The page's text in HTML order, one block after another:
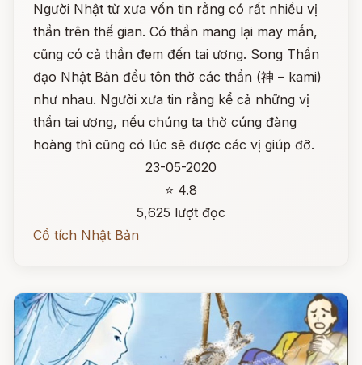
Người Nhật từ xưa vốn tin rằng có rất nhiều vị
thần trên thế gian. Có thần mang lại may mắn,
cũng có cả thần đem đến tai ương. Song Thần
đạo Nhật Bản đều tôn thờ các thần (神 – kami)
như nhau. Người xưa tin rằng kể cả những vị
thần tai ương, nếu chúng ta thờ cúng đàng
hoàng thì cũng có lúc sẽ được các vị giúp đỡ.
23-05-2020
⭐ 4.8
5,625 lượt đọc
Cổ tích Nhật Bản